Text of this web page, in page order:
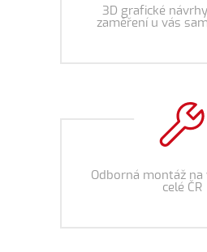
3D grafické návrhy
zaměření u vás
Odborná montáž na
celé ČR